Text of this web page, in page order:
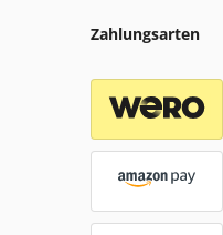
Zahlungsarten